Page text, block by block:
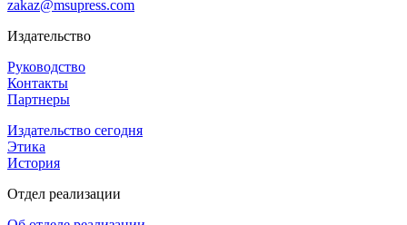
zakaz@msupress.com
Издательство
Руководство
Контакты
Партнеры
Издательство сегодня
Этика
История
Отдел реализации